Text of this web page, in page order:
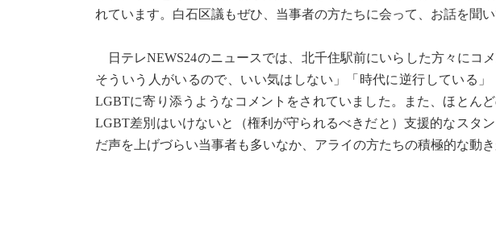
れています。白石区議もぜひ、当事者の方たちに会って、お話を聞
日テレNEWS24のニュースでは、北千住駅前にいらした方々にコ
そういう人がいるので、いい気はしない」「時代に逆行している
LGBTに寄り添うようなコメントをされていました。また、ほとん
LGBT差別はいけないと（権利が守られるべきだと）支援的なスタ
だ声を上げづらい当事者も多いなか、アライの方たちの積極的な動き